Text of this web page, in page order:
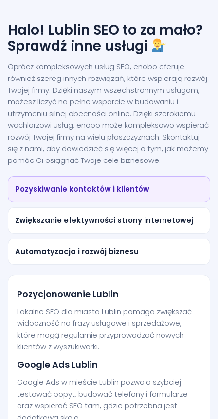
Halo! Lublin SEO to za mało?
Sprawdź inne usługi
Oprócz kompleksowych usług SEO, enobo oferuje
również szereg innych rozwiązań, które wspierają rozwój
Twojej firmy. Dzięki naszym wszechstronnym usługom,
możesz liczyć na pełne wsparcie w budowaniu i
utrzymaniu silnej obecności online. Dzięki szerokiemu
wachlarzowi usług, enobo może kompleksowo wspierać
rozwój Twojej firmy na wielu płaszczyznach. Skontaktuj
się z nami, aby dowiedzieć się więcej o tym, jak możemy
pomóc Ci osiągnąć Twoje cele biznesowe.
Pozyskiwanie kontaktów i klientów
Zwiększanie efektywności strony internetowej
Automatyzacja i rozwój biznesu
Pozycjonowanie Lublin
Lokalne SEO dla miasta Lublin pomaga zwiększać
widoczność na frazy usługowe i sprzedażowe,
które mogą regularnie przyprowadzać nowych
klientów z wyszukiwarki.
Google Ads Lublin
Google Ads w mieście Lublin pozwala szybciej
testować popyt, budować telefony i formularze
oraz wspierać SEO tam, gdzie potrzebna jest